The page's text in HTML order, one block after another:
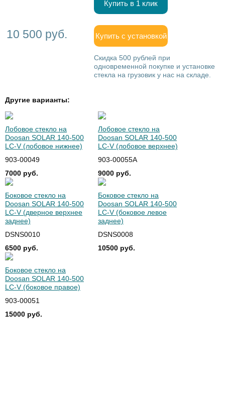
Купить в 1 клик
10 500 руб. Купить с установкой
Скидка 500 рублей при
одновременной покупке и установке
стекла на грузовик у нас на складе.
Другие варианты:
Лобовое стекло на
Doosan SOLAR 140-500
LC-V (лобовое нижнее)
903-00049
7000 руб.
Лобовое стекло на
Doosan SOLAR 140-500
LC-V (лобовое верхнее)
903-00055A
9000 руб.
Боковое стекло на
Doosan SOLAR 140-500
LC-V (дверное верхнее
заднее)
DSNS0010
6500 руб.
Боковое стекло на
Doosan SOLAR 140-500
LC-V (боковое левое
заднее)
DSNS0008
10500 руб.
Боковое стекло на
Doosan SOLAR 140-500
LC-V (боковое правое)
903-00051
15000 руб.